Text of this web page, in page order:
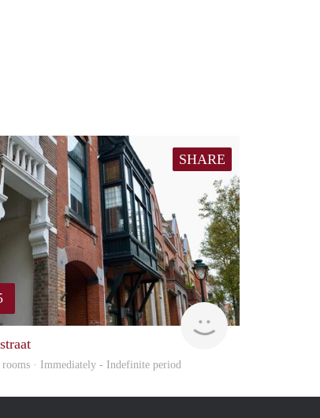
SHARE
Next
rooms · Immediately - Indefinite period